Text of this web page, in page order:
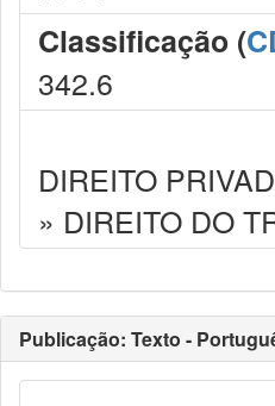
Classificação (
342.6
DIREITO
» DIREITO DO
Publicação: Texto -